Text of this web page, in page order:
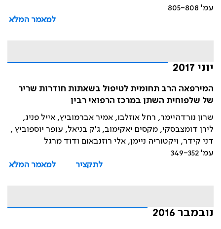
עמ' 805-808
למאמר המלא
יוני 2017
המירפאה הרב תחומית לטיפול בשאתות חודרות שריר
של שלפוחית השתן במרכז הרפואי רבין
שרון נורדהיימר, רחל אוזלבו, אמיר אברמוביץ, אייל פניג,
לירן דומצבסקי, מקסים יאקימוב, ג'ק בניאל, עופר יוספוביץ ,
דני קידר, ויקטוריה ניימן, אלי רוזנבאום ודוד מרגל
עמ' 349-352
לתקציר
למאמר המלא
נובמבר 2016